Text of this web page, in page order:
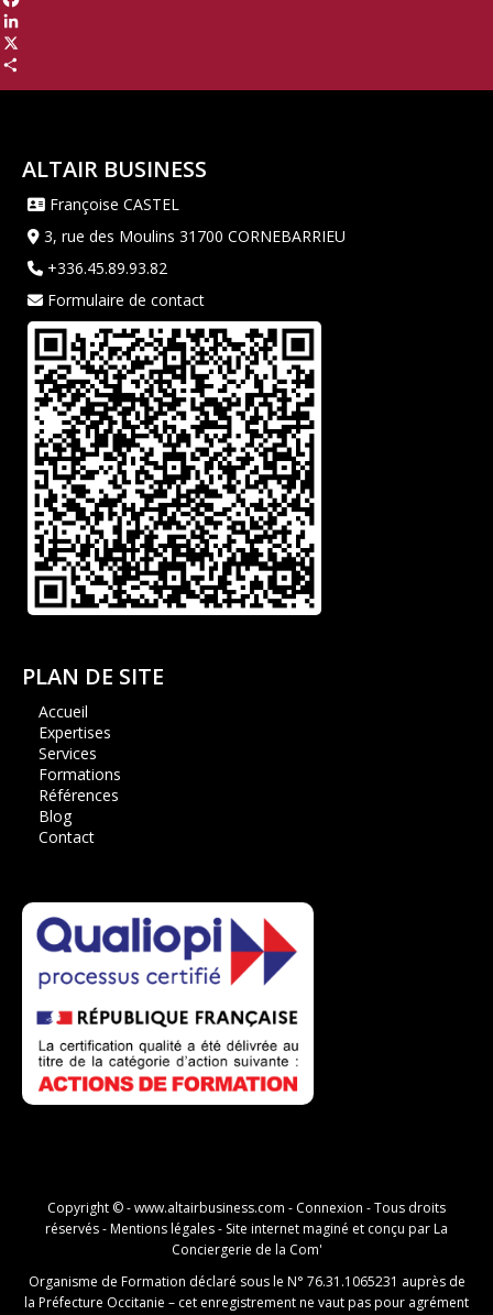
Share
ALTAIR BUSINESS
Françoise CASTEL
3, rue des Moulins 31700 CORNEBARRIEU
+336.45.89.93.82
Formulaire de contact
PLAN DE SITE
Accueil
Expertises
Services
Formations
Références
Blog
Contact
Copyright © -www.altairbusiness.com - Connexion - Tous droits
réservés -Mentions légales- Site internet maginé et conçu parLa
Conciergerie de la Com'
Organisme de Formation déclaré sous le N° 76.31.1065231 auprès de
la Préfecture Occitanie – cet enregistrement ne vaut pas pour agrément